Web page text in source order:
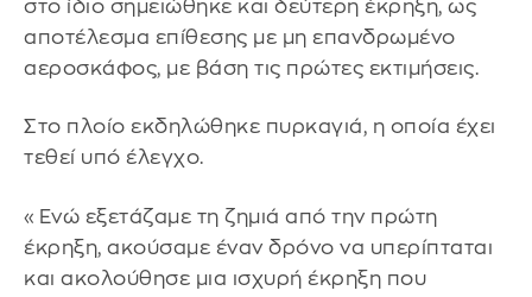
στο ίδιο σημειώθηκε και δεύτερη έκρηξη, ως
αποτέλεσμα επίθεσης με μη επανδρωμένο
αεροσκάφος, με βάση τις πρώτες εκτιμήσεις.
Στο πλοίο εκδηλώθηκε πυρκαγιά, η οποία έχει
τεθεί υπό έλεγχο.
«Ενώ εξετάζαμε τη ζημιά από την πρώτη
έκρηξη, ακούσαμε έναν δρόνο να υπερίπταται
και ακολούθησε μια ισχυρή έκρηξη που